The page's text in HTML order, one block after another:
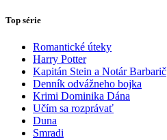
Top série
Romantické úteky
Harry Potter
Kapitán Stein a Notár Barbarič
Denník odvážneho bojka
Krimi Dominika Dána
Učím sa rozprávať
Duna
Smradi